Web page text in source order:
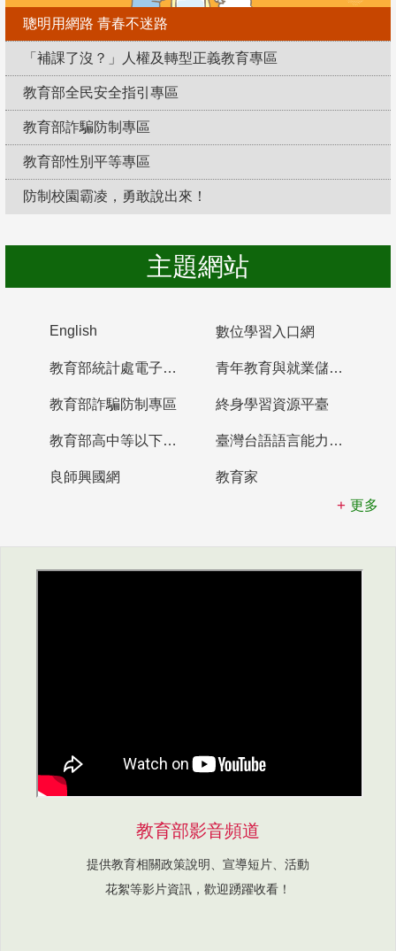
聰明用網路 青春不迷路
「補課了沒？」人權及轉型正義教育專區
教育部全民安全指引專區
教育部詐騙防制專區
教育部性別平等專區
防制校園霸凌，勇敢說出來！
主題網站
English 數位學習入口網
教育部統計處電子書櫃 青年教育與就業儲蓄帳戶
教育部詐騙防制專區 終身學習資源平臺
教育部高中等以下學校及幼兒園教師資格檢定考試 臺灣台語語言能力認證網站
良師興國網
教育家
更多
教育部影音頻道
提供教育相關政策說明、宣導短片、活動
花絮等影片資訊，歡迎踴躍收看！